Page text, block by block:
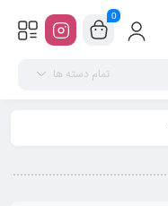
0
تمام دسته ها